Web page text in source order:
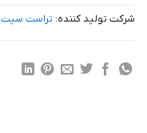
شرکت تولید کننده: تراست سیت